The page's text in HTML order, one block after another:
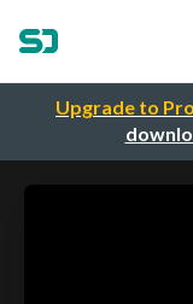
Upgrade to Pro